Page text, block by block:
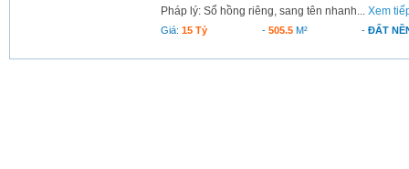
Pháp lý: Sổ hồng riêng, sang tên nhanh...Xem
Giá:15 Tỷ - 505.5M² - ĐẤT